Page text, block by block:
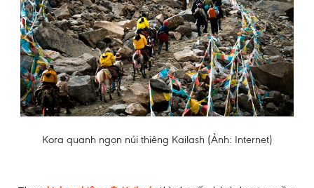
Kora quanh ngọn núi thiêng Kailash (Ảnh: Internet)